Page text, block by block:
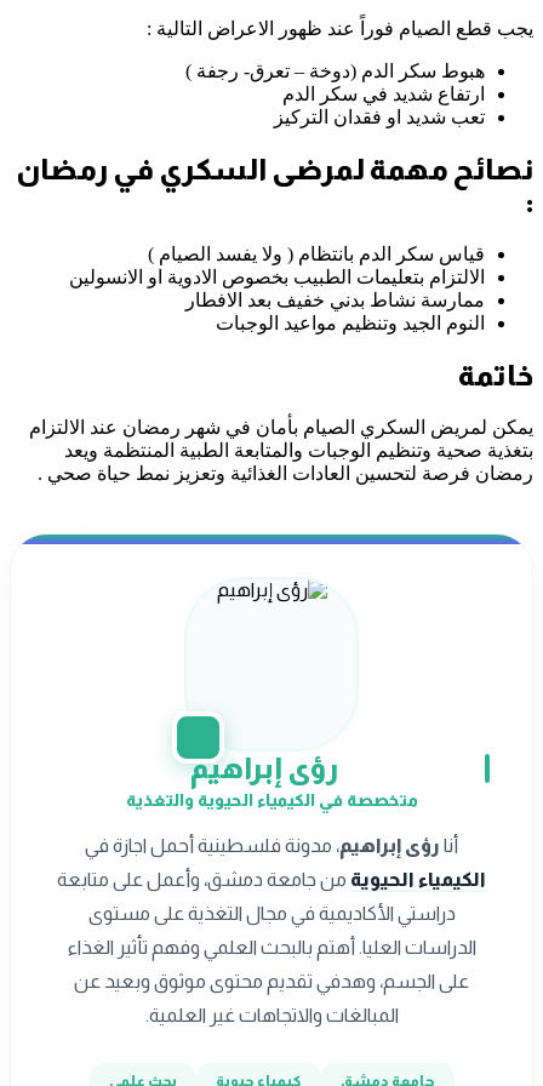
يجب قطع الصيام فوراً عند ظهور الاعراض التالية :
هبوط سكر الدم (دوخة – تعرق- رجفة )
ارتفاع شديد في سكر الدم
تعب شديد او فقدان التركيز
نصائح مهمة لمرضى السكري في رمضان
:
قياس سكر الدم بانتظام ( ولا يفسد الصيام )
الالتزام بتعليمات الطبيب بخصوص الادوية او الانسولين
ممارسة نشاط بدني خفيف بعد الافطار
النوم الجيد وتنظيم مواعيد الوجبات
خاتمة
يمكن لمريض السكري الصيام بأمان في شهر رمضان عند الالتزام
بتغذية صحية وتنظيم الوجبات والمتابعة الطبية المنتظمة ويعد
رمضان فرصة لتحسين العادات الغذائية وتعزيز نمط حياة صحي .
رؤى إبراهيم
متخصصة في الكيمياء الحيوية والتغذية
أنا رؤى إبراهيم، مدونة فلسطينية أحمل اجازة في
الكيمياء الحيوية من جامعة دمشق، وأعمل على متابعة
دراستي الأكاديمية في مجال التغذية على مستوى
الدراسات العليا. أهتم بالبحث العلمي وفهم تأثير الغذاء
على الجسم، وهدفي تقديم محتوى موثوق وبعيد عن
المبالغات والاتجاهات غير العلمية.
جامعة دمشق كيمياء حيوية بحث علمي